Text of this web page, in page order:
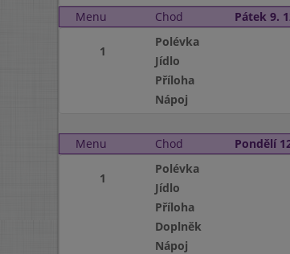
Menu
Chod Pátek 9.
1
Polévka
Jídlo
Příloha
Nápoj
Menu
Chod Pondělí
1
Polévka
Jídlo
Příloha
Doplněk
Nápoj